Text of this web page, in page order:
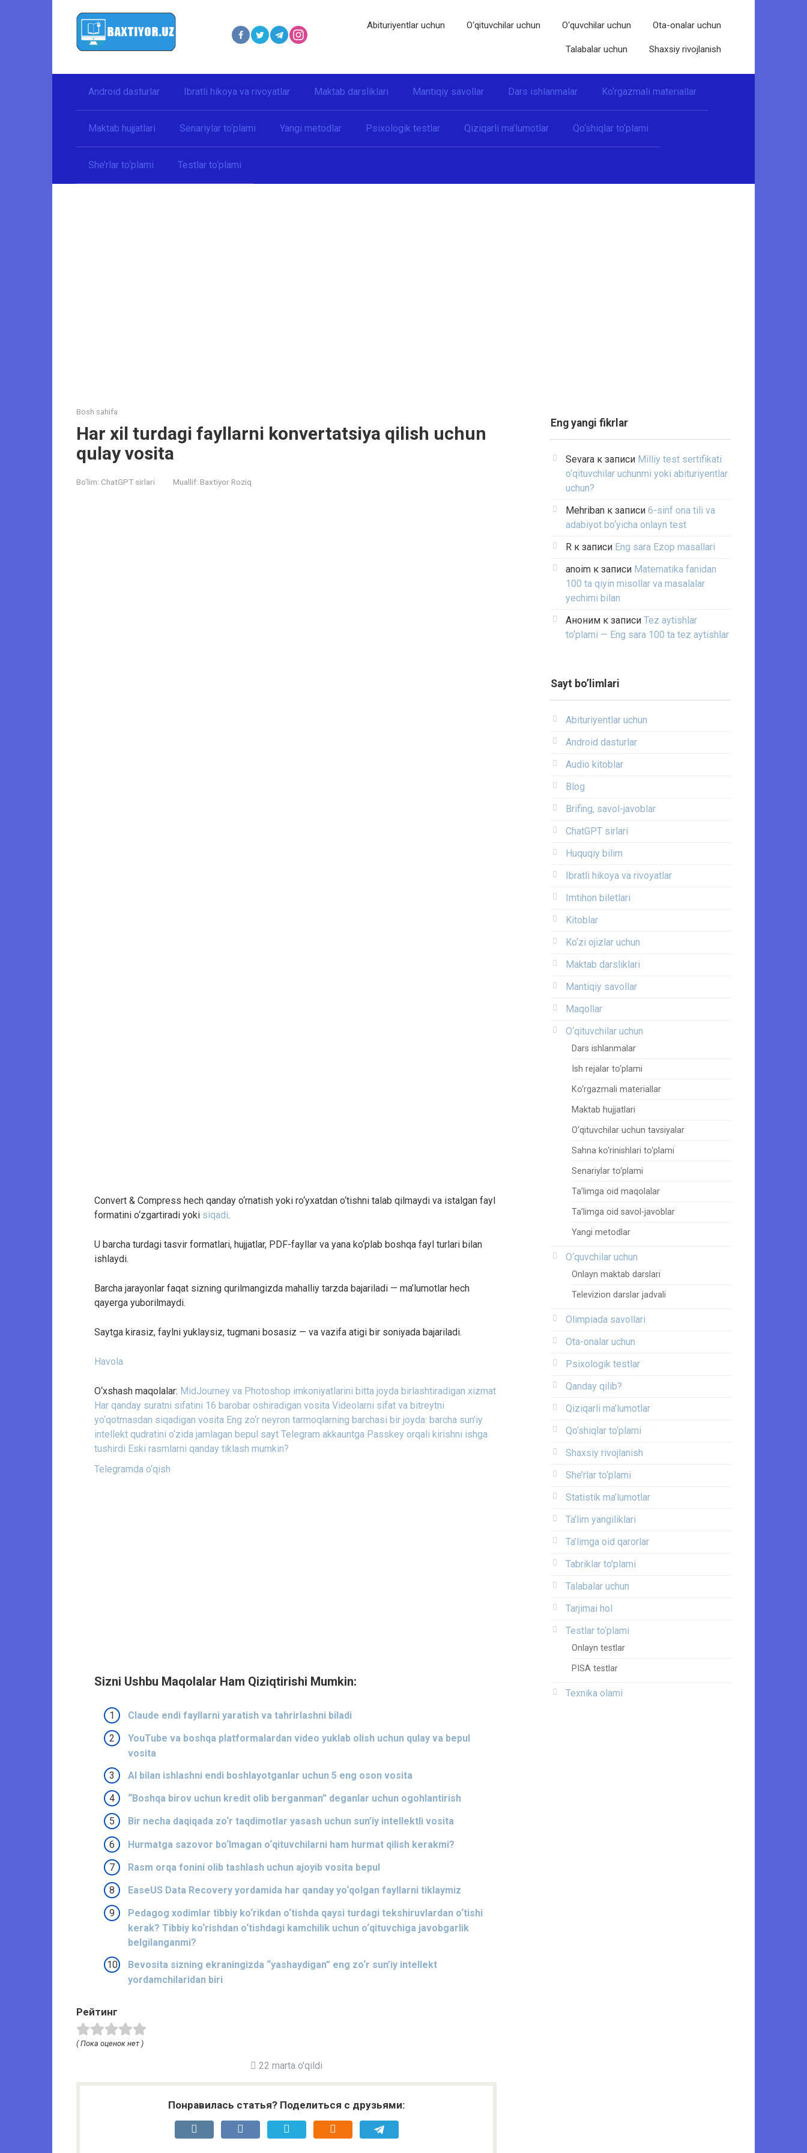
Abituriyentlar uchun O‘qituvchilar uchun O‘quvchilar uchun Ota-onalar uchun
Talabalar uchun Shaxsiy rivojlanish
Android dasturlar Ibratli hikoya va rivoyatlar Maktab darsliklari Mantiqiy savollar Dars ishlanmalar Ko‘rgazmali materiallar
Maktab hujjatlari Senariylar to‘plami Yangi metodlar Psixologik testlar Qiziqarli ma’lumotlar Qo‘shiqlar to‘plami
She’rlar to‘plami Testlar to‘plami
Bosh sahifa
Har xil turdagi fayllarni konvertatsiya qilish uchun
qulay vosita
Bo‘lim: ChatGPT sirlari Muallif: Baxtiyor Roziq
Convert & Compress hech qanday o‘rnatish yoki ro‘yxatdan o‘tishni talab qilmaydi va istalgan fayl
formatini o‘zgartiradi yoki siqadi.
U barcha turdagi tasvir formatlari, hujjatlar, PDF-fayllar va yana ko‘plab boshqa fayl turlari bilan
ishlaydi.
Barcha jarayonlar faqat sizning qurilmangizda mahalliy tarzda bajariladi — ma’lumotlar hech
qayerga yuborilmaydi.
Saytga kirasiz, faylni yuklaysiz, tugmani bosasiz — va vazifa atigi bir soniyada bajariladi.
Havola
O‘xshash maqolalar: MidJourney va Photoshop imkoniyatlarini bitta joyda birlashtiradigan xizmat
Har qanday suratni sifatini 16 barobar oshiradigan vosita Videolarni sifat va bitreytni
yo‘qotmasdan siqadigan vosita Eng zo‘r neyron tarmoqlarning barchasi bir joyda: barcha sun’iy
intellekt qudratini o‘zida jamlagan bepul sayt Telegram akkauntga Passkey orqali kirishni ishga
tushirdi Eski rasmlarni qanday tiklash mumkin?
Telegramda o‘qish
Sizni Ushbu Maqolalar Ham Qiziqtirishi Mumkin:
Claude endi fayllarni yaratish va tahrirlashni biladi
YouTube va boshqa platformalardan video yuklab olish uchun qulay va bepul
vosita
AI bilan ishlashni endi boshlayotganlar uchun 5 eng oson vosita
“Boshqa birov uchun kredit olib berganman” deganlar uchun ogohlantirish
Bir necha daqiqada zo‘r taqdimotlar yasash uchun sun’iy intellektli vosita
Hurmatga sazovor bo‘lmagan o‘qituvchilarni ham hurmat qilish kerakmi?
Rasm orqa fonini olib tashlash uchun ajoyib vosita bepul
EaseUS Data Recovery yordamida har qanday yo‘qolgan fayllarni tiklaymiz
Pedagog xodimlar tibbiy ko‘rikdan o‘tishda qaysi turdagi tekshiruvlardan o‘tishi
kerak? Tibbiy ko‘rishdan o‘tishdagi kamchilik uchun o‘qituvchiga javobgarlik
belgilanganmi?
Bevosita sizning ekraningizda “yashaydigan” eng zo‘r sun’iy intellekt
yordamchilaridan biri
Рейтинг
( Пока оценок нет )
22 marta o'qildi
Понравилась статья? Поделиться с друзьями:
Eng yangi fikrlar
Sevara к записи Milliy test sertifikati
o‘qituvchilar uchunmi yoki abituriyentlar
uchun?
Mehriban к записи 6-sinf ona tili va
adabiyot bo‘yicha onlayn test
R к записи Eng sara Ezop masallari
anoim к записи Matematika fanidan
100 ta qiyin misollar va masalalar
yechimi bilan
Аноним к записи Tez aytishlar
to‘plami — Eng sara 100 ta tez aytishlar
Sayt bo’limlari
Abituriyentlar uchun
Android dasturlar
Audio kitoblar
Blog
Brifing, savol-javoblar
ChatGPT sirlari
Huquqiy bilim
Ibratli hikoya va rivoyatlar
Imtihon biletlari
Kitoblar
Ko‘zi ojizlar uchun
Maktab darsliklari
Mantiqiy savollar
Maqollar
O‘qituvchilar uchun
Dars ishlanmalar
Ish rejalar to‘plami
Ko‘rgazmali materiallar
Maktab hujjatlari
O‘qituvchilar uchun tavsiyalar
Sahna ko‘rinishlari to‘plami
Senariylar to‘plami
Ta’limga oid maqolalar
Ta’limga oid savol-javoblar
Yangi metodlar
O‘quvchilar uchun
Onlayn maktab darslari
Televizion darslar jadvali
Olimpiada savollari
Ota-onalar uchun
Psixologik testlar
Qanday qilib?
Qiziqarli ma’lumotlar
Qo‘shiqlar to‘plami
Shaxsiy rivojlanish
She’rlar to‘plami
Statistik ma’lumotlar
Ta’lim yangiliklari
Ta’limga oid qarorlar
Tabriklar to'plami
Talabalar uchun
Tarjimai hol
Testlar to‘plami
Onlayn testlar
PISA testlar
Texnika olami